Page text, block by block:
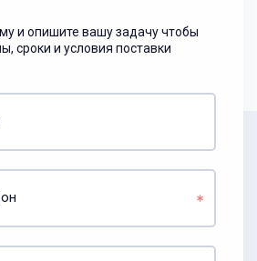
и опишите вашу задачу чтобы
сроки и условия поставки